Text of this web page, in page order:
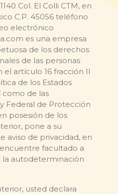
Col. El Colli CTM, en
C.P. 45056 teléfono
electrónico
es una empresa
de los derechos
de las personas
el artículo 16 fracción II
de los Estados
como de las
Federal de Protección
posesión de los
pone a su
aviso de privacidad, en
facultado a
la autodeterminación
usted declara